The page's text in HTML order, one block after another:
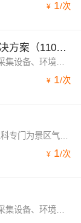
¥ 1/次
带控制 地下车库co监测解决方案（110液晶气体）
地下车库CO监测系统由co数据采集设备、环境监控主机、视频监控系统（视频字符叠加器+摄像头）、环境监控平台、485控制器（联动风机）组成。
¥ 1/次
景区气象监测解决方案是建大仁科专门为景区气象数据监测而设计的，可以用来实时监测景区内生态环境和气象环境因子，为景区的实时天气状况和生态舒适度指标等气象数据提供准确、系统的资料。
¥ 1/次
地下车库CO监测系统由co数据采集设备、环境监控主机、视频监控系统（视频字符叠加器+摄像头）、环境监控平台、485控制器（联动风机）组成。